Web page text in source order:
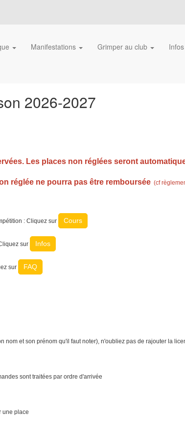
Manifestations Grimper au club
2026-2027
Les places non réglées seront
réglée ne pourra pas être remboursée (cf
: Cliquez sur Cours
sur Infos
sur FAQ
nom et son prénom qu'il faut noter), n'oubliez pas de rajouter la
sont traitées par ordre d'arrivée
une place